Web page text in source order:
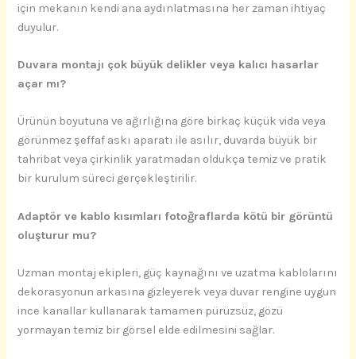
için mekanın kendi ana aydınlatmasına her zaman ihtiyaç
duyulur.
Duvara montajı çok büyük delikler veya kalıcı hasarlar
açar mı?
Ürünün boyutuna ve ağırlığına göre birkaç küçük vida veya
görünmez şeffaf askı aparatı ile asılır, duvarda büyük bir
tahribat veya çirkinlik yaratmadan oldukça temiz ve pratik
bir kurulum süreci gerçekleştirilir.
Adaptör ve kablo kısımları fotoğraflarda kötü bir görüntü
oluşturur mu?
Uzman montaj ekipleri, güç kaynağını ve uzatma kablolarını
dekorasyonun arkasına gizleyerek veya duvar rengine uygun
ince kanallar kullanarak tamamen pürüzsüz, gözü
yormayan temiz bir görsel elde edilmesini sağlar.